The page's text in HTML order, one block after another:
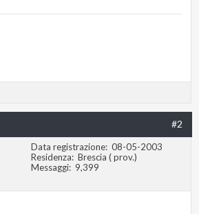
#2
Data registrazione 08-05-2003
Residenza
Brescia ( prov.)
Messaggi
9,399